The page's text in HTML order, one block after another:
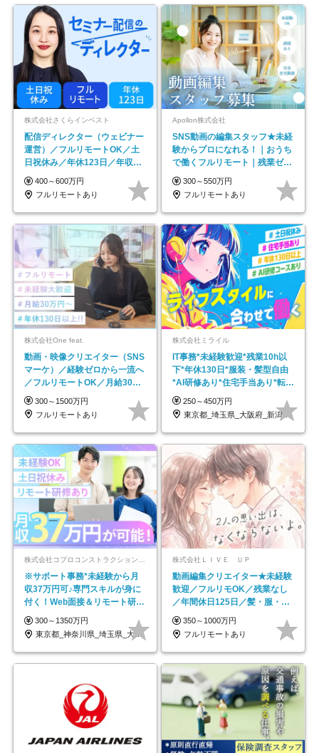
株式会社さくらインベスト
配信ディレクター（ウェビナー
運営）／フルリモートOK／土
日祝休み／年休123日／年収
600万円可
400～600万円
フルリモートあり
Apollon株式会社
SNS動画の編集スタッフ★未経
験からプロになれる！｜おうち
で働くフルリモート｜残業ゼロ
で18時退勤◎
300～550万円
フルリモートあり
株式会社One feat.
動画・映像クリエイター（SNS
マーケ）／経験ゼロから一流へ
／フルリモートOK／月給30万
円～／年休130日以上
300～1500万円
フルリモートあり
株式会社ミライル
IT事務*未経験歓迎*残業10h以
下*年休130日*服装・髪型自由
*AI研修あり*住宅手当あり*転勤
なし
250～450万円
東京都_埼玉県_大阪府_新潟県_福岡県
※サポート事務*未経験から月
収37万円可♪専門スキルが身に
付く！Web面接＆リモート研修
も充実♪/a
300～1350万円
東京都_神奈川県_埼玉県_大阪府_愛知県…
株式会社ＬＩＶＥ ＵＰ
動画編集クリエイター★未経験
歓迎／フルリモOK／残業なし
／年間休日125日／髪・服・ネ
イル自由／研修充実で安心
350～1000万円
フルリモートあり